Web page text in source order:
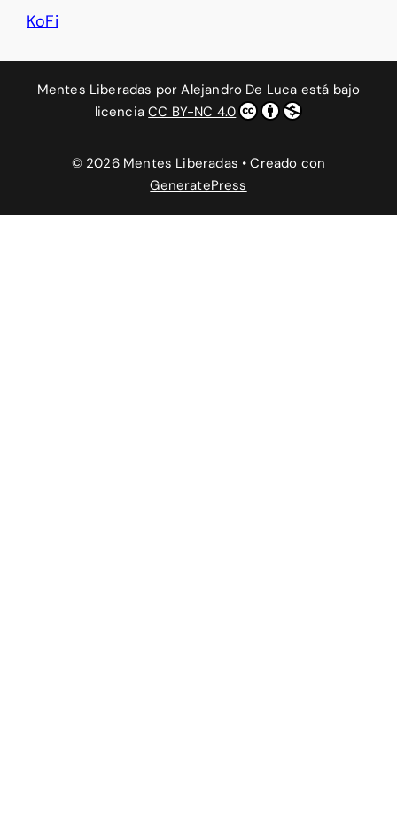
KoFi
Mentes Liberadas porAlejandro De Luca está bajo
licenciaCC BY-NC 4.0
© 2026 Mentes Liberadas • Creado con
GeneratePress